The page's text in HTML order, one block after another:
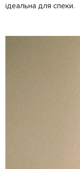
ідеальна для спеки.